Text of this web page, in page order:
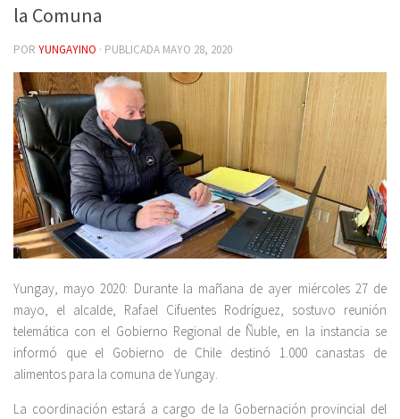
la Comuna
POR YUNGAYINO · PUBLICADA MAYO 28, 2020
Yungay, mayo 2020: Durante la mañana de ayer miércoles 27 de
mayo, el alcalde, Rafael Cifuentes Rodríguez, sostuvo reunión
telemática con el Gobierno Regional de Ñuble, en la instancia se
informó que el Gobierno de Chile destinó 1.000 canastas de
alimentos para la comuna de Yungay.
La coordinación estará a cargo de la Gobernación provincial del